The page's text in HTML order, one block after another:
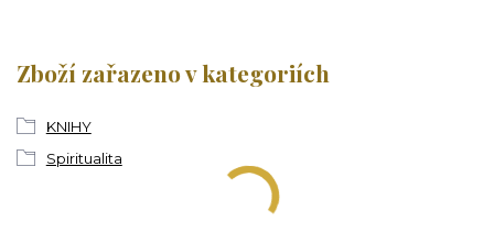
Zboží zařazeno v kategoriích
KNIHY
Spiritualita